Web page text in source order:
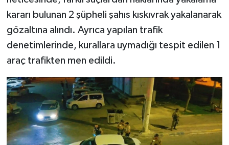
kararı bulunan 2 şüpheli şahıs kıskıvrak yakalanarak
gözaltına alındı. Ayrıca yapılan trafik
denetimlerinde, kurallara uymadığı tespit edilen 1
araç trafikten men edildi.